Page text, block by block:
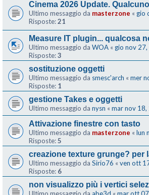
Cinema 2026 Update.
Ultimo messaggio da masterzone « gio
Risposte:21
Measure IT plugin... qualcosa
Ultimo messaggio da WOA « gio nov
Risposte:3
sostituzione oggetti
Ultimo messaggio da smesc'arch « mer
Risposte: 1
gestione Takes e oggetti
Ultimo messaggio da nysn « mar nov
Attivazione finestre con tasto
Ultimo messaggio da masterzone « lun
Risposte:5
creazione texture grunge? per
Ultimo messaggio da Sirio76 « ven ott
Risposte: 6
non visualizzo più i vertici